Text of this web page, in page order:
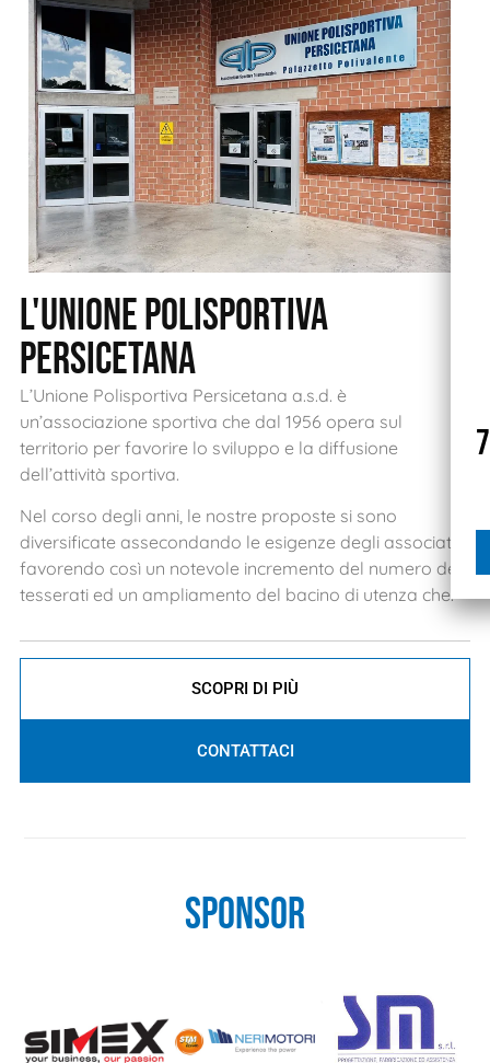
L'unione polisportiva
persicetana
L’Unione Polisportiva Persicetana a.s.d. è
un’associazione sportiva che dal 1956 opera sul
territorio per favorire lo sviluppo e la diffusione
dell’attività sportiva.
Nel corso degli anni, le nostre proposte si sono
diversificate assecondando le esigenze degli associati
favorendo così un notevole incremento del numero dei
tesserati ed un ampliamento del bacino di utenza che.
SCOPRI DI PIÙ
CONTATTACI
SPONSOR